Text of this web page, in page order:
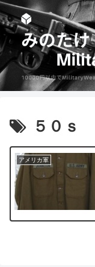
５０ｓ
アメリカ軍